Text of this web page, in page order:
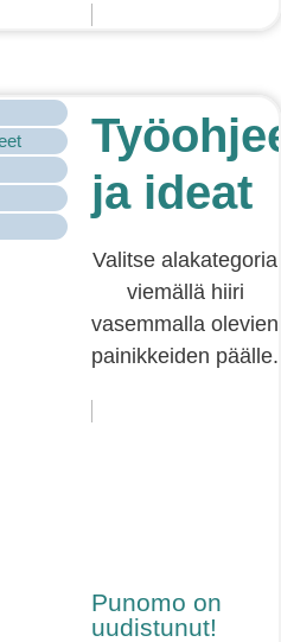
ja ideat
Valitse alakategoria
viemällä hiiri
vasemmalla olevien
painikkeiden päälle.
Punomo on
uudistunut!